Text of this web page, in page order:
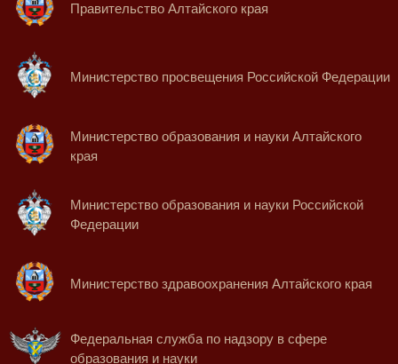
Правительство Алтайского края
Министерство просвещения Российской Федерации
Министерство образования и науки Алтайского
края
Министерство образования и науки Российской
Федерации
Министерство здравоохранения Алтайского края
Федеральная служба по надзору в сфере
образования и науки